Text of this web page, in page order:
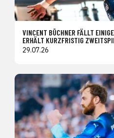
VINCENT BÜCHNER FÄLLT
ERHÄLT KURZFRISTIG
29.07.26